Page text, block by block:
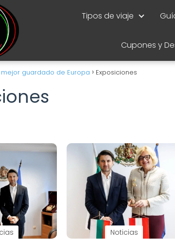
Tipos de viaje
Cupones y
guardado de Europa Exposiciones
Noticias